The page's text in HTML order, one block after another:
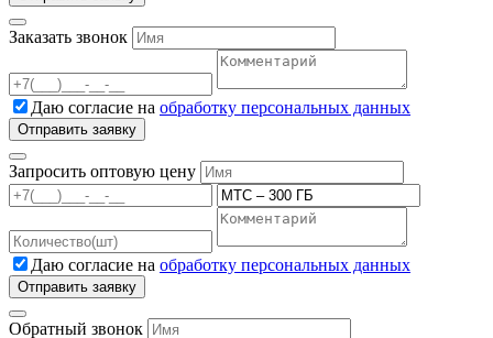
Заказать звонок
Даю согласие на обработку персональных данных
Запросить оптовую цену
Даю согласие на обработку персональных данных
Обратный звонок